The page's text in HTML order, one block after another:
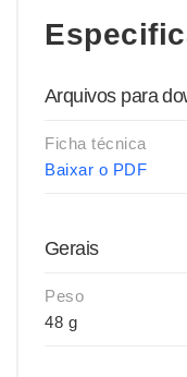
Arquivos para
Ficha técnica
Baixar o PDF
Gerais
Peso
48 g